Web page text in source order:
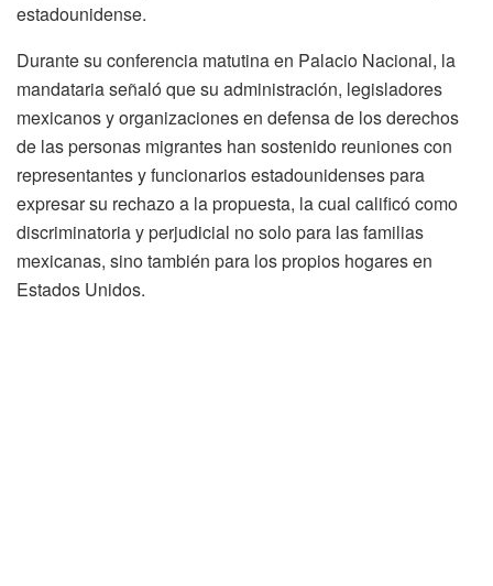
estadounidense.
Durante su conferencia matutina en Palacio Nacional, la
mandataria señaló que su administración, legisladores
mexicanos y organizaciones en defensa de los derechos
de las personas migrantes han sostenido reuniones con
representantes y funcionarios estadounidenses para
expresar su rechazo a la propuesta, la cual calificó como
discriminatoria y perjudicial no solo para las familias
mexicanas, sino también para los propios hogares en
Estados Unidos.